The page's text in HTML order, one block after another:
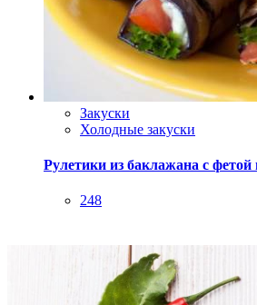
Закуски
Холодные закуски
Рулетики из баклажана с
248